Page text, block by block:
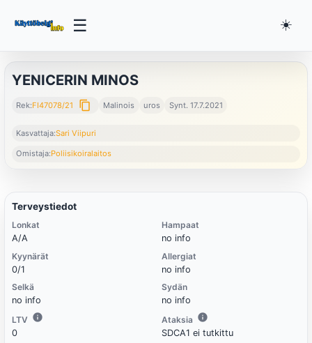
☰ ☀️
YENICERIN MINOS
Rek:FI47078/21 content_copy Malinois uros Synt. 17.7.2021
Kasvattaja:Sari Viipuri
Omistaja:Poliisikoiralaitos
Terveystiedot
Lonkat
A/A
Kyynärät
0/1
Selkä
no info
LTV
0
Hampaat
no info
Allergiat
no info
Sydän
no info
Ataksia
SDCA1 ei tutkittu